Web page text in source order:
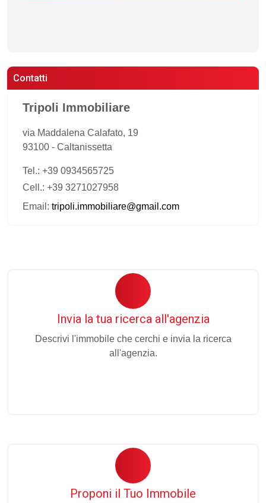
Contatti
Tripoli Immobiliare
via Maddalena Calafato, 19
93100 - Caltanissetta
Tel.: +39 0934565725
Cell.: +39 3271027958
Email: tripoli.immobiliare@gmail.com
Invia la tua ricerca all'agenzia
Descrivi l'immobile che cerchi e invia la ricerca
all'agenzia.
Proponi il Tuo Immobile